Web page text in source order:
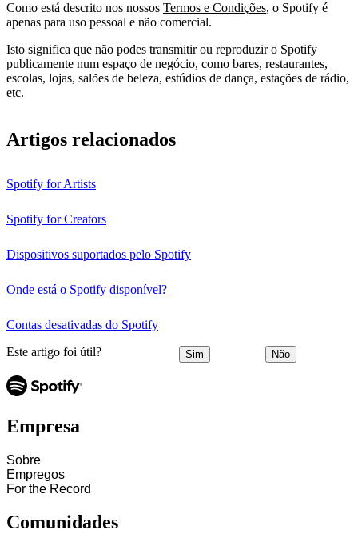
Como está descrito nos nossos Termos e Condições, o Spotify é
apenas para uso pessoal e não comercial.
Isto significa que não podes transmitir ou reproduzir o Spotify
publicamente num espaço de negócio, como bares, restaurantes,
escolas, lojas, salões de beleza, estúdios de dança, estações de rádio,
etc.
Artigos relacionados
Spotify for Artists
Spotify for Creators
Dispositivos suportados pelo Spotify
Onde está o Spotify disponível?
Contas desativadas do Spotify
Este artigo foi útil? Sim Não
Empresa
Sobre
Empregos
For the Record
Comunidades